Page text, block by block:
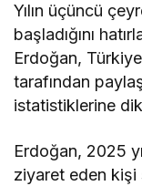
Yılın üçüncü
başladığını
Erdoğan,
tarafından
istatistiklerine
Erdoğan, 2025
ziyaret eden kişi